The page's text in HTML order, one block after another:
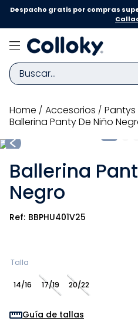
Despacho gratis por compras
Buscar...
accesorios
Ballerina Panty De Niño
Ballerina
Negro
BBPHU401V25
Talla
14/16 17/19 20/22
Guía de tallas
TÉRMINOS MÁS BUSCADOS
1.
zapatillas niña
2.
3.
medias
4.
sandalias
pijama
10. sandalias niño